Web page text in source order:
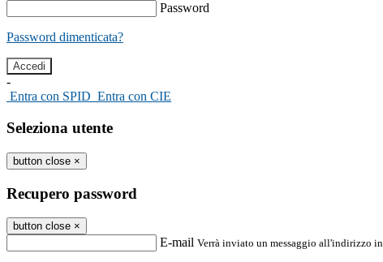
Password
Password dimenticata?
-
Entra con SPID Entra con CIE
Seleziona utente
button close ×
Recupero password
button close ×
E-mail Verrà inviato un messaggio all'indirizzo